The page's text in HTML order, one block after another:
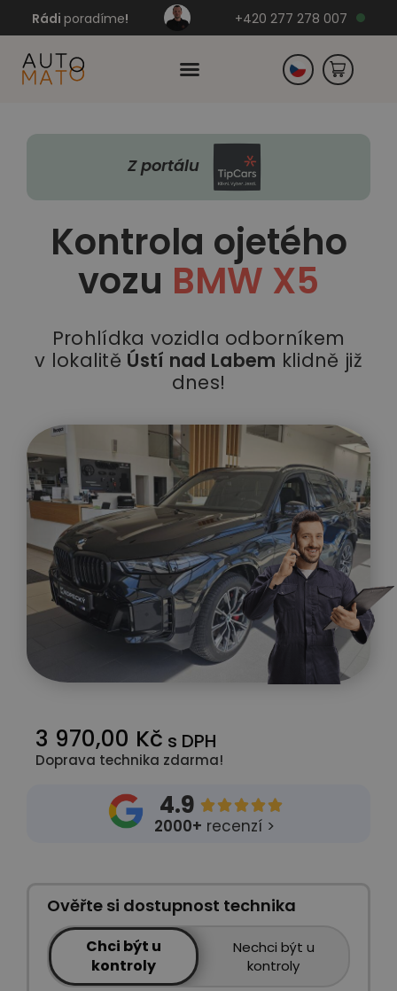
Rádi poradíme! +420 277 278 007
Německo
Z portálu
Kontrola ojetého
vozu BMW X5
Prohlídka vozidla odborníkem
v lokalitě Ústí nad Labem klidně již
dnes!
3 970,00 Kč s DPH
Doprava technika zdarma!
4.9 
2000+ recenzí >
Ověřte si dostupnost technika
Chci být u
kontroly
Nechci být u
kontroly